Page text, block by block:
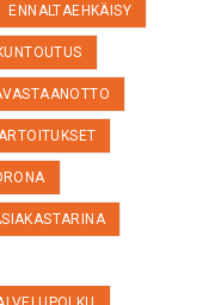
ENNALTAEHKÄISY